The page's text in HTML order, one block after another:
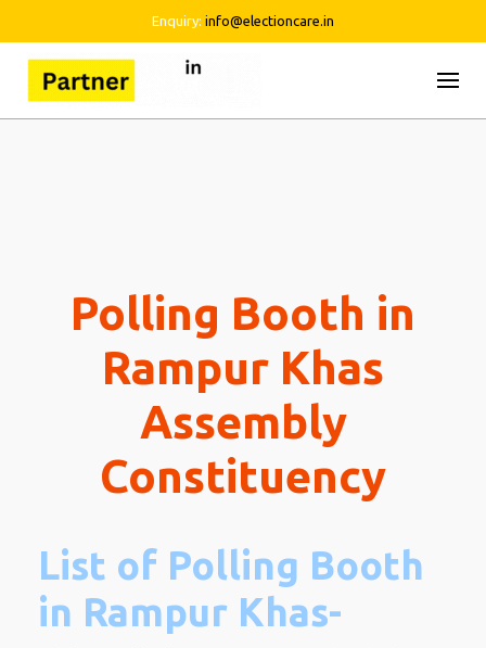
Enquiry: info@electioncare.in
Skip
content
Polling Booth in
Rampur Khas
Assembly
Constituency
List of Polling Booth
in Rampur Khas-